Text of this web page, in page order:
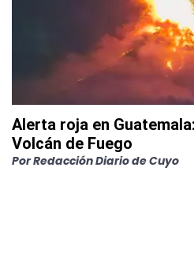
Alerta roja en
Volcán de Fuego
PorRedacción Diario de Cuyo